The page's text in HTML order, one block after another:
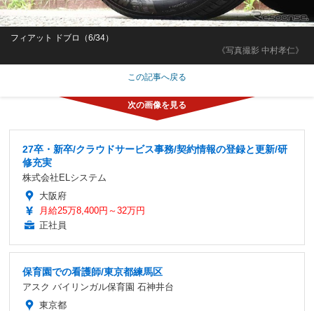
《写真撮影 中村孝仁》
フィアット ドブロ（6/34）
この記事へ戻る
27卒・新卒/クラウドサービス事務/契約情報の登録と更新/研
修充実
株式会社ELシステム
大阪府
月給25万8,400円～32万円
正社員
保育園での看護師/東京都練馬区
アスク バイリンガル保育園 石神井台
東京都